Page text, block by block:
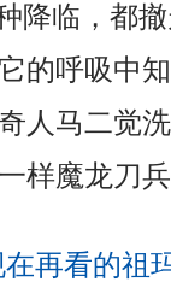
降临，都
的呼吸中
人马二觉
样魔龙刀
再看的祖